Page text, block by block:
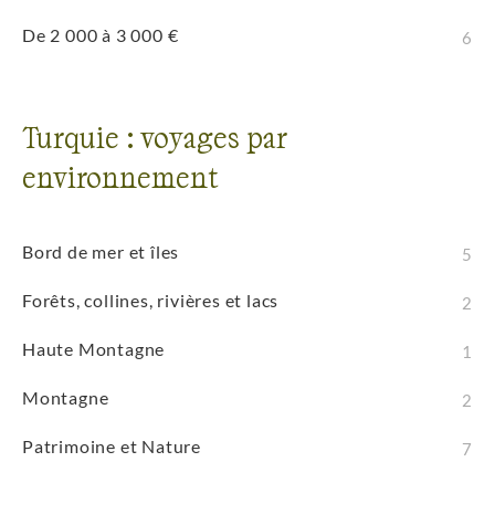
De 2 000 à 3 000 € 6
Turquie : voyages par
environnement
Bord de mer et îles 5
Forêts, collines, rivières et lacs 2
Haute Montagne 1
Montagne 2
Patrimoine et Nature 7